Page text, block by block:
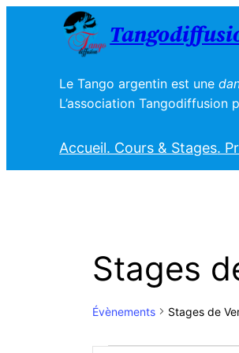
Le Tango argentin est une
L’association Tangodiffusion
Accueil. Cours & Stages.
Stages
Évènements Stages de